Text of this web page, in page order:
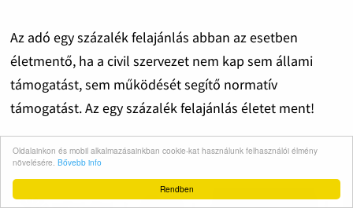
Rendben
Oldalainkon és mobil alkalmazásainkban cookie-kat használunk felhasználói élmény
növelésére. Bővebb info
Az adó egy százalék felajánlás abban az esetben
életmentő, ha a civil szervezet nem kap sem állami
támogatást, sem működését segítő normatív
támogatást. Az egy százalék felajánlás életet ment!